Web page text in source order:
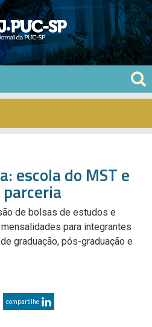
escola do MST e
de bolsas de estudos e
para integrantes
graduação, pós-graduação e
compartilhe